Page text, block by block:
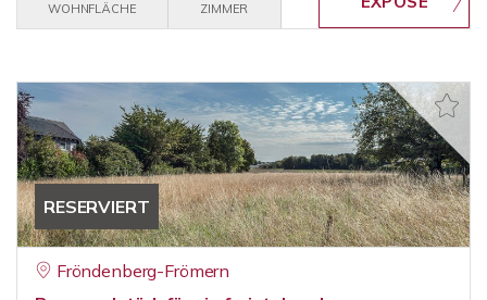
WOHNFLÄCHE
ZIMMER
RESERVIERT
Fröndenberg-Frömern